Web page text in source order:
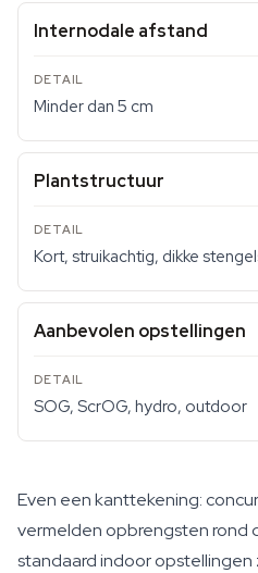
Internodale afstand
Minder dan 5 cm
Plantstructuur
Kort, struikachtig, dikke
Aanbevolen opstellingen
SOG, ScrOG, hydro, outdoor
Even een kanttekening:
vermelden opbrengsten rond
standaard indoor